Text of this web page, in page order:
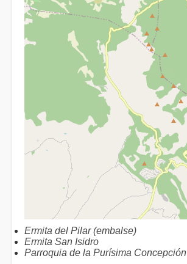
Ermita del Pilar (embalse)
Ermita San Isidro
Parroquia de la Purísima Concepción